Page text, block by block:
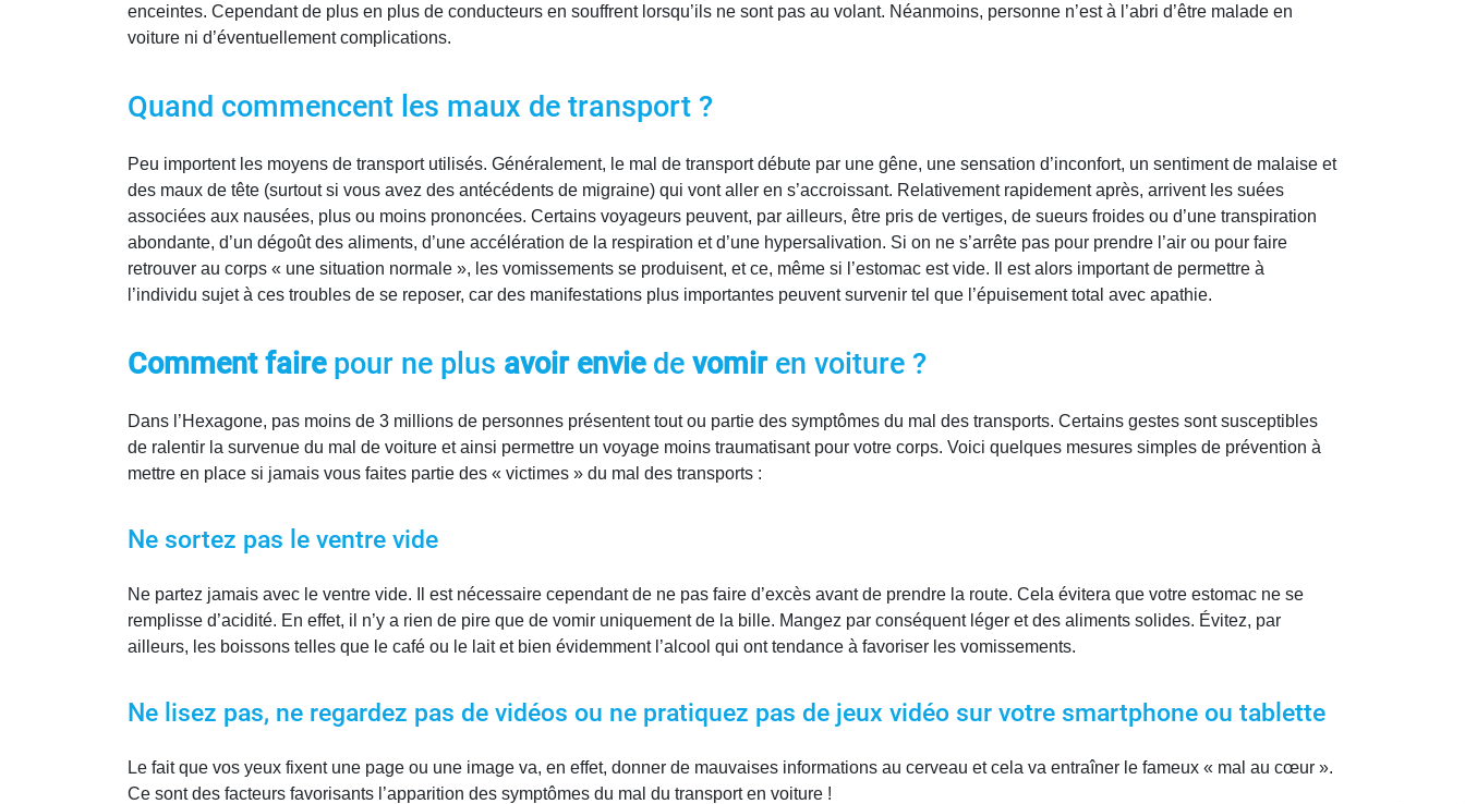
enceintes. Cependant de plus en plus de conducteurs en souffrent lorsqu’ils ne sont pas au volant. Néanmoins, personne n’est à l’abri d’être malade en
voiture ni d’éventuellement complications.
Quand commencent les maux de transport ?
Peu importent les moyens de transport utilisés. Généralement, le mal de transport débute par une gêne, une sensation d’inconfort, un sentiment de malaise et
des maux de tête (surtout si vous avez des antécédents de migraine) qui vont aller en s’accroissant. Relativement rapidement après, arrivent les suées
associées aux nausées, plus ou moins prononcées. Certains voyageurs peuvent, par ailleurs, être pris de vertiges, de sueurs froides ou d’une transpiration
abondante, d’un dégoût des aliments, d’une accélération de la respiration et d’une hypersalivation. Si on ne s’arrête pas pour prendre l’air ou pour faire
retrouver au corps « une situation normale », les vomissements se produisent, et ce, même si l’estomac est vide. Il est alors important de permettre à
l’individu sujet à ces troubles de se reposer, car des manifestations plus importantes peuvent survenir tel que l’épuisement total avec apathie.
Comment fairepour ne plus avoir enviede vomiren voiture ?
Dans l’Hexagone, pas moins de 3 millions de personnes présentent tout ou partie des symptômes du mal des transports. Certains gestes sont susceptibles
de ralentir la survenue du mal de voiture et ainsi permettre un voyage moins traumatisant pour votre corps. Voici quelques mesures simples de prévention à
mettre en place si jamais vous faites partie des « victimes » du mal des transports :
Ne sortez pas le ventre vide
Ne partez jamais avec le ventre vide. Il est nécessaire cependant de ne pas faire d’excès avant de prendre la route. Cela évitera que votre estomac ne se
remplisse d’acidité. En effet, il n’y a rien de pire que de vomir uniquement de la bille. Mangez par conséquent léger et des aliments solides. Évitez, par
ailleurs, les boissons telles que le café ou le lait et bien évidemment l’alcool qui ont tendance à favoriser les vomissements.
Ne lisez pas, ne regardez pas de vidéos ou ne pratiquez pas de jeux vidéo sur votre smartphone ou tablette
Le fait que vos yeux fixent une page ou une image va, en effet, donner de mauvaises informations au cerveau et cela va entraîner le fameux « mal au cœur ».
Ce sont des facteurs favorisants l’apparition des symptômes du mal du transport en voiture !